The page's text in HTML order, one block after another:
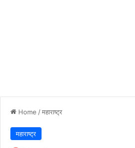
Home /महाराष्ट्र
महाराष्ट्र